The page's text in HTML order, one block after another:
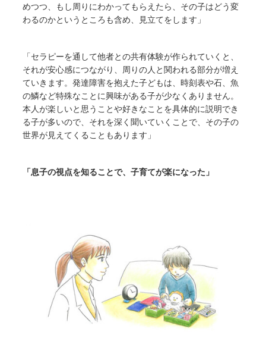
めつつ、もし周りにわかってもらえたら、その子はどう変
わるのかというところも含め、見立てをします」
「セラピーを通して他者との共有体験が作られていくと、
それが安心感につながり、周りの人と関われる部分が増え
ていきます。発達障害を抱えた子どもは、時刻表や石、魚
の鱗など特殊なことに興味がある子が少なくありません。
本人が楽しいと思うことや好きなことを具体的に説明でき
る子が多いので、それを深く聞いていくことで、その子の
世界が見えてくることもあります」
「息子の視点を知ることで、子育てが楽になった」